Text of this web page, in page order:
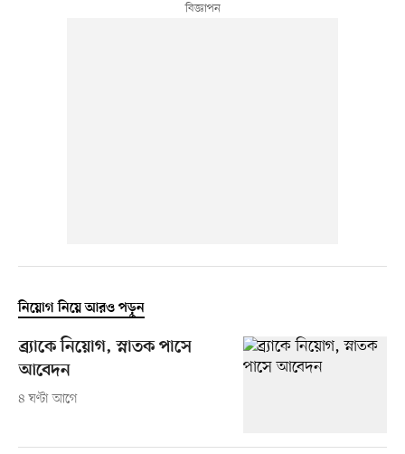
নিয়োগ নিয়ে আরও পড়ুন
ব্র্যাকে নিয়োগ, স্নাতক পাসে
আবেদন
৪ ঘণ্টা আগে